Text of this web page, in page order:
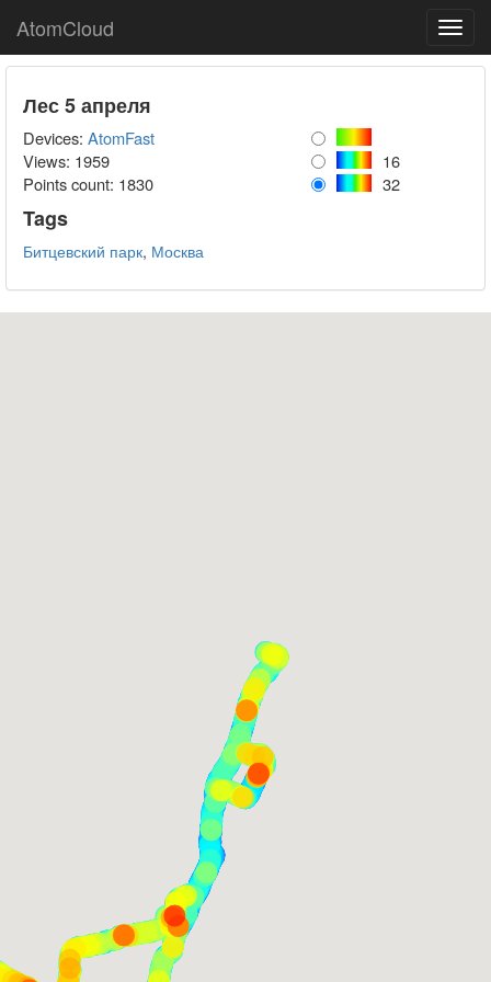
AtomCloud
Лес 5 апреля
Devices: AtomFast
Views: 1959
16
Points count: 1830 32
Tags
Битцевский парк, Москва